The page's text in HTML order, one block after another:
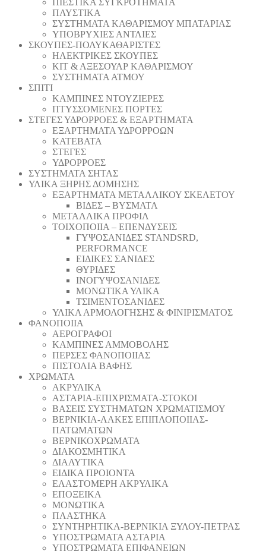
ΠΙΕΣΤΙΚΑ ΣΥΓΚΡΟΤΗΜΑΤΑ
ΠΛΥΣΤΙΚΑ
ΣΥΣΤΗΜΑΤΑ ΚΑΘΑΡΙΣΜΟΥ ΜΠΑΤΑΡΙΑΣ
ΥΠΟΒΡΥΧΙΕΣ ΑΝΤΛΙΕΣ
ΣΚΟΥΠΕΣ-ΠΟΛΥΚΑΘΑΡΙΣΤΕΣ
ΗΛΕΚΤΡΙΚΕΣ ΣΚΟΥΠΕΣ
ΚΙΤ & ΑΞΕΣΟΥΑΡ ΚΑΘΑΡΙΣΜΟΥ
ΣΥΣΤΗΜΑΤΑ ΑΤΜΟΥ
ΣΠΙΤΙ
ΚΑΜΠΙΝΕΣ ΝΤΟΥΖΙΕΡΕΣ
ΠΤΥΣΣΟΜΕΝΕΣ ΠΟΡΤΕΣ
ΣΤΕΓΕΣ ΥΔΡΟΡΡΟΕΣ & ΕΞΑΡΤΗΜΑΤΑ
ΕΞΑΡΤΗΜΑΤΑ ΥΔΡΟΡΡΟΩΝ
ΚΑΤΕΒΑΤΑ
ΣΤΕΓΕΣ
ΥΔΡΟΡΡΟΕΣ
ΣΥΣΤΗΜΑΤΑ ΣΗΤΑΣ
ΥΛΙΚΑ ΞΗΡΗΣ ΔΟΜΗΣΗΣ
ΕΞΑΡΤΗΜΑΤΑ ΜΕΤΑΛΛΙΚΟΥ ΣΚΕΛΕΤΟΥ
ΒΙΔΕΣ – ΒΥΣΜΑΤΑ
ΜΕΤΑΛΛΙΚΑ ΠΡΟΦΙΛ
ΤΟΙΧΟΠΟΙΙΑ – ΕΠΕΝΔΥΣΕΙΣ
ΓΥΨΟΣΑΝΙΔΕΣ STANDSRD,
PERFORMANCE
ΕΙΔΙΚΕΣ ΣΑΝΙΔΕΣ
ΘΥΡΙΔΕΣ
ΙΝΟΓΥΨΟΣΑΝΙΔΕΣ
ΜΟΝΩΤΙΚΑ ΥΛΙΚΑ
ΤΣΙΜΕΝΤΟΣΑΝΙΔΕΣ
ΥΛΙΚΑ ΑΡΜΟΛΟΓΗΣΗΣ & ΦΙΝΙΡΙΣΜΑΤΟΣ
ΦΑΝΟΠΟΙΙΑ
ΑΕΡΟΓΡΑΦΟΙ
ΚΑΜΠΙΝΕΣ ΑΜΜΟΒΟΛΗΣ
ΠΕΡΣΕΣ ΦΑΝΟΠΟΙΙΑΣ
ΠΙΣΤΟΛΙΑ ΒΑΦΗΣ
ΧΡΩΜΑΤΑ
ΑΚΡΥΛΙΚΑ
ΑΣΤΑΡΙΑ-ΕΠΙΧΡΙΣΜΑΤΑ-ΣΤΟΚΟΙ
ΒΑΣΕΙΣ ΣΥΣΤΗΜΑΤΩΝ ΧΡΩΜΑΤΙΣΜΟΥ
ΒΕΡΝΙΚΙΑ-ΛΑΚΕΣ ΕΠΙΠΛΟΠΟΙΙΑΣ-
ΠΑΤΩΜΑΤΩΝ
ΒΕΡΝΙΚΟΧΡΩΜΑΤΑ
ΔΙΑΚΟΣΜΗΤΙΚΑ
ΔΙΑΛΥΤΙΚΑ
ΕΙΔΙΚΑ ΠΡΟΙΟΝΤΑ
ΕΛΑΣΤΟΜΕΡΗ ΑΚΡΥΛΙΚΑ
ΕΠΟΞΕΙΚΑ
ΜΟΝΩΤΙΚΑ
ΠΛΑΣΤΗΚΑ
ΣΥΝΤΗΡΗΤΙΚΑ-ΒΕΡΝΙΚΙΑ ΞΥΛΟΥ-ΠΕΤΡΑΣ
ΥΠΟΣΤΡΩΜΑΤΑ ΑΣΤΑΡΙΑ
ΥΠΟΣΤΡΩΜΑΤΑ ΕΠΙΦΑΝΕΙΩΝ